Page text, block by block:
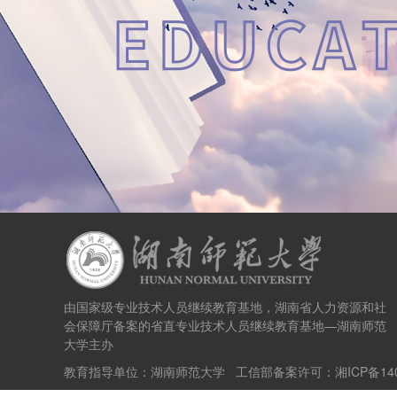
由国家级专业技术人员继续教育基地，湖南省人力资源和社
会保障厅备案的省直专业技术人员继续教育基地—湖南师范
大学主办
教育指导单位：湖南师范大学 工信部备案许可： 湘ICP备